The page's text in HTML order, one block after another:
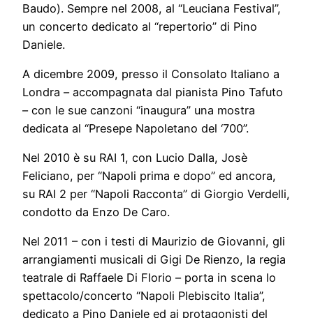
Baudo). Sempre nel 2008, al “Leuciana Festival”,
un concerto dedicato al “repertorio” di Pino
Daniele.
A dicembre 2009, presso il Consolato Italiano a
Londra – accompagnata dal pianista Pino Tafuto
– con le sue canzoni “inaugura” una mostra
dedicata al “Presepe Napoletano del ‘700”.
Nel 2010 è su RAI 1, con Lucio Dalla, Josè
Feliciano, per “Napoli prima e dopo” ed ancora,
su RAI 2 per “Napoli Racconta” di Giorgio Verdelli,
condotto da Enzo De Caro.
Nel 2011 – con i testi di Maurizio de Giovanni, gli
arrangiamenti musicali di Gigi De Rienzo, la regia
teatrale di Raffaele Di Florio – porta in scena lo
spettacolo/concerto “Napoli Plebiscito Italia”,
dedicato a Pino Daniele ed ai protagonisti del